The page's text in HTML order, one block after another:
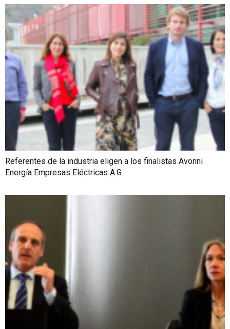
Referentes de la industria eligen a los finalistas Avonni
Energía Empresas Eléctricas A.G